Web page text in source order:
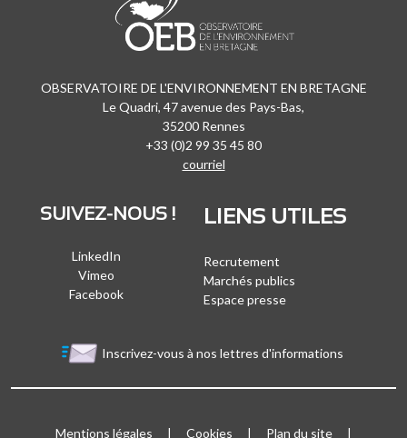
OBSERVATOIRE DE L'ENVIRONNEMENT EN BRETAGNE
Le Quadri, 47 avenue des Pays-Bas,
35200 Rennes
+33 (0)2 99 35 45 80
courriel
SUIVEZ-NOUS !
LinkedIn
Vimeo
Facebook
LIENS UTILES
Recrutement
Marchés publics
Espace presse
Inscrivez-vous à nos lettres d'informations
Mentions légales Cookies Plan du site